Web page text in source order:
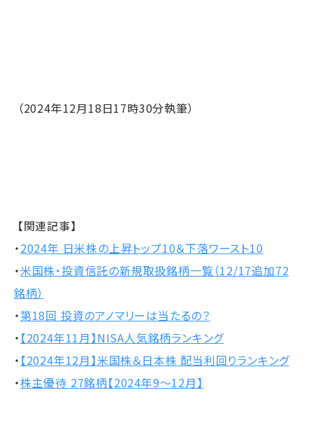
（2024年12月18日17時30分執筆）
【関連記事】
・2024年 日米株の上昇トップ10＆下落ワースト10
・米国株・投資信託の新規取扱銘柄一覧（12/17追加72
銘柄）
・第18回 投資のアノマリーは当たるの？
・ 【2024年11月】NISA人気銘柄ランキング
・ 【2024年12月】米国株＆日本株 配当利回りランキング
・株主優待 27銘柄【2024年9～12月】